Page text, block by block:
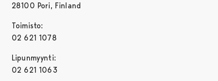
28100 Pori, Finland
Toimisto:
02 621 1078
Lipunmyynti:
02 621 1063